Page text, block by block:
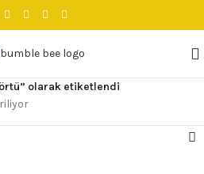
olarak etiketlendi